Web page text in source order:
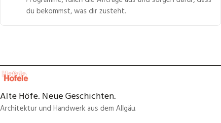
du bekommst, was dir zusteht.
Alte Höfe. Neue Geschichten.
Architektur und Handwerk aus dem Allgäu.